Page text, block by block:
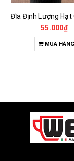
55.000₫
MUA HÀNG